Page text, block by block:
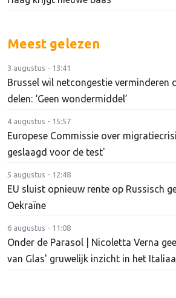
Meest gelezen
3 augustus - 13:41
Brussel wil netcongestie verminderen
delen: ‘Geen wondermiddel’
4 augustus - 15:57
Europese Commissie over
geslaagd voor de test'
5 augustus - 12:48
EU sluist opnieuw rente op Russisch
Oekraïne
6 augustus - 11:08
Onder de Parasol | Nicoletta Verna
van Glas' gruwelijk inzicht in het